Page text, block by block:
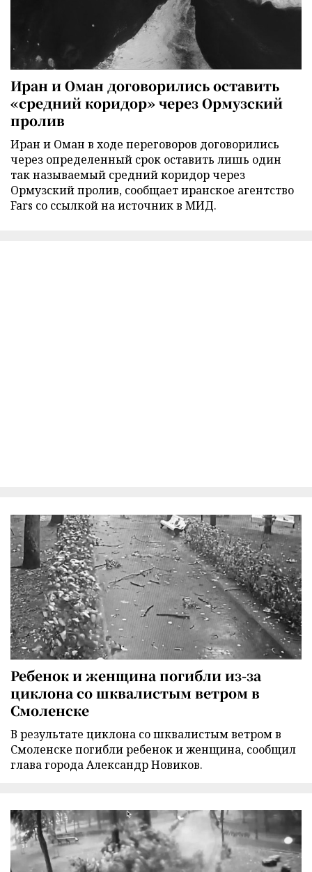
Иран и Оман договорились оставить
«средний коридор» через Ормузский
пролив
Иран и Оман в ходе переговоров договорились
через определенный срок оставить лишь один
так называемый средний коридор через
Ормузский пролив, сообщает иранское агентство
Fars со ссылкой на источник в МИД.
Ребенок и женщина погибли из-за
циклона со шквалистым ветром в
Смоленске
В результате циклона со шквалистым ветром в
Смоленске погибли ребенок и женщина, сообщил
глава города Александр Новиков.